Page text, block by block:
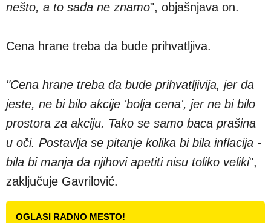
nešto, a to sada ne znamo", objašnjava on.
Cena hrane treba da bude prihvatljiva.
"Cena hrane treba da bude prihvatljivija, jer da
jeste, ne bi bilo akcije 'bolja cena', jer ne bi bilo
prostora za akciju. Tako se samo baca prašina
u oči. Postavlja se pitanje kolika bi bila inflacija -
bila bi manja da njihovi apetiti nisu toliko veliki",
zaključuje Gavrilović.
OGLASI RADNO MESTO!